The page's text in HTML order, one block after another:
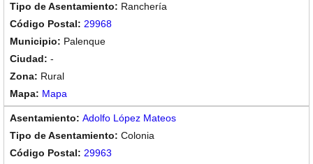
Ranchería
29968
Palenque
-
Rural
Mapa
Adolfo López Mateos
Colonia
29963